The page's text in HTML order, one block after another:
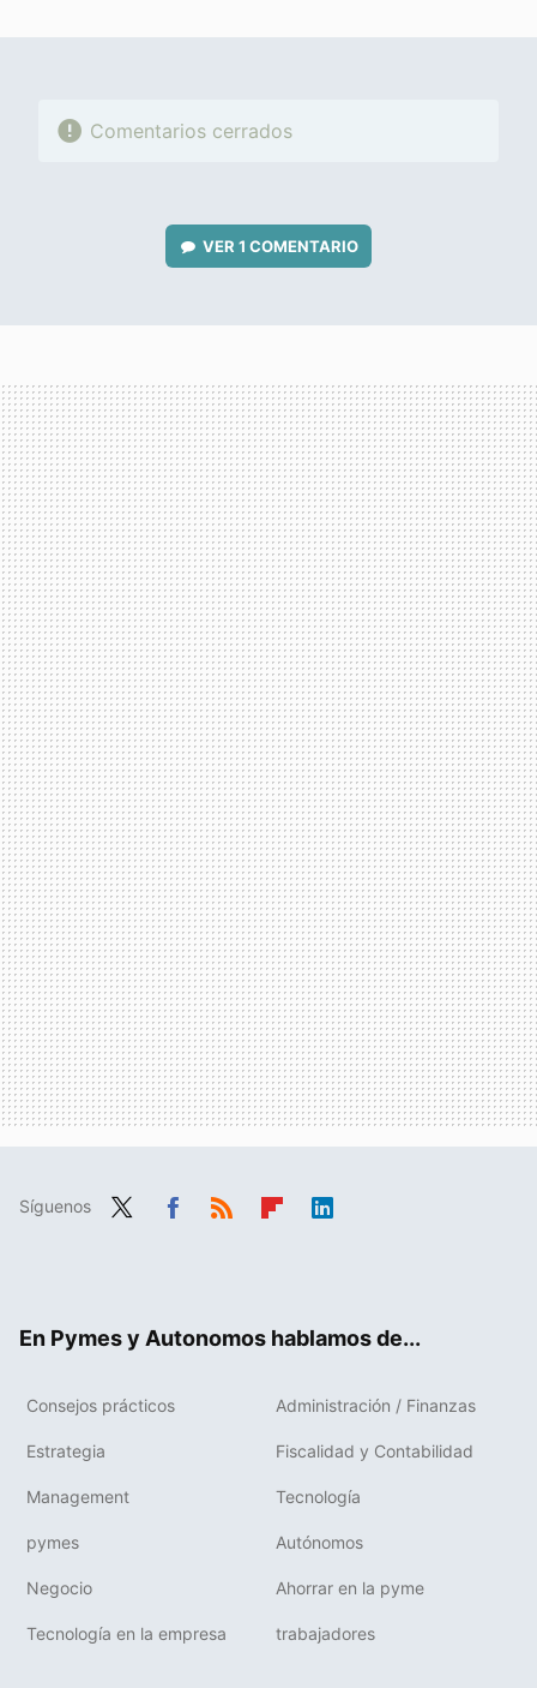
Comentarios cerrados
VER 1 COMENTARIO
Síguenos
En Pymes y Autonomos hablamos de...
Consejos prácticos Administración / Finanzas
Estrategia Fiscalidad y Contabilidad
Management Tecnología
pymes Autónomos
Negocio Ahorrar en la pyme
Tecnología en la empresa trabajadores